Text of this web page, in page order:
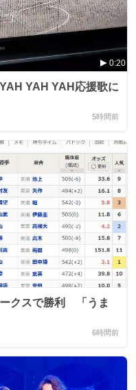
0:20
YAH YAH応援歌に
5時間前
クスで勝利 「うま
6時間前